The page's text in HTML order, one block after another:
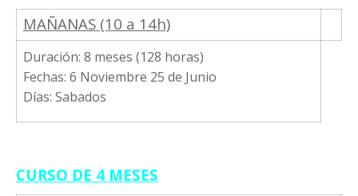
MAÑANAS (10 a 14h)
Duración: 8 meses (128 horas)
Fechas: 6 Noviembre 25 de Junio
Días: Sabados
CURSO DE 4 MESES